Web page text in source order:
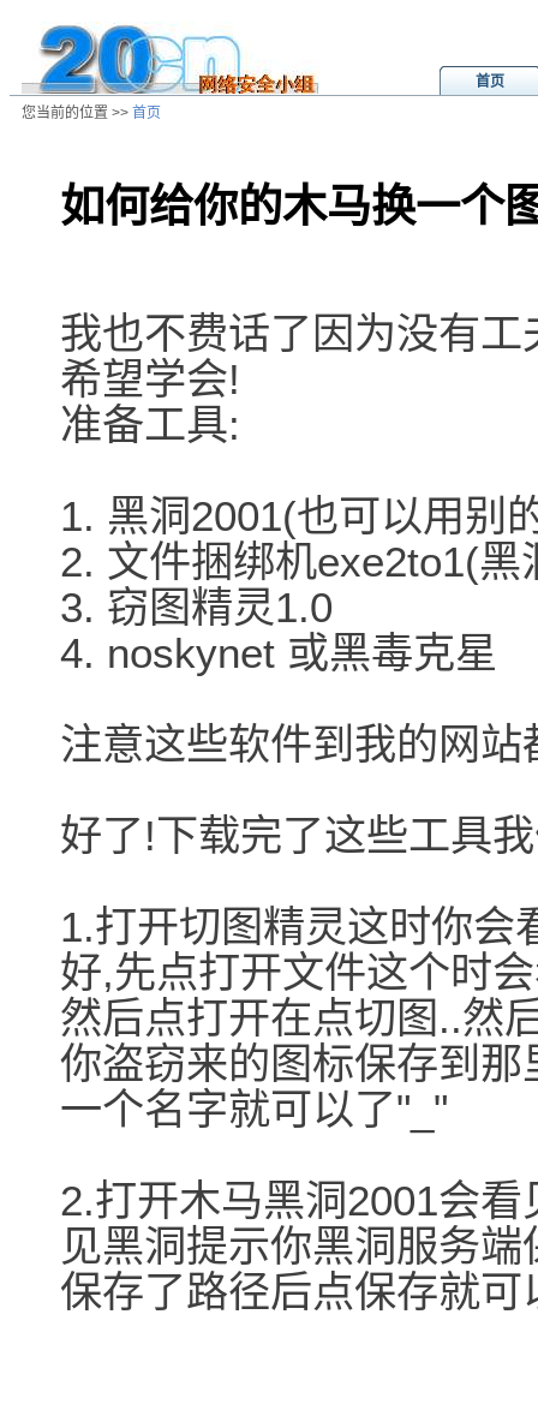
首页
您当前的位置 >> 首页
如何给你的木马换一个
我也不费话了因为没有
希望学会!
准备工具:
1. 黑洞2001(也可以用别
2. 文件捆绑机exe2to1(
3. 窃图精灵1.0
4. noskynet 或黑毒克星
注意这些软件到我的网站
好了!下载完了这些工具
1.打开切图精灵这时你会
好,先点打开文件这个时
然后点打开在点切图..然
你盗窃来的图标保存到那
一个名字就可以了"_"
2.打开木马黑洞2001会
见黑洞提示你黑洞服务
保存了路径后点保存就可